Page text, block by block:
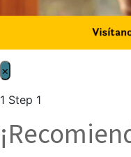
×
1 Step 1